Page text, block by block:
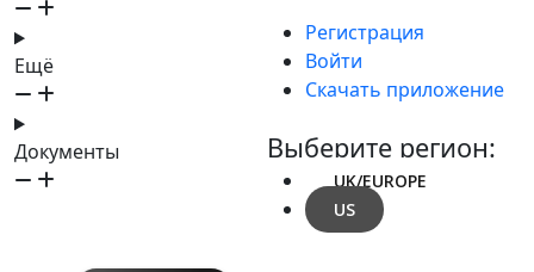
Ещё
Документы
Регистрация
Войти
Скачать приложение
Выберите регион:
UK/EUROPE
US